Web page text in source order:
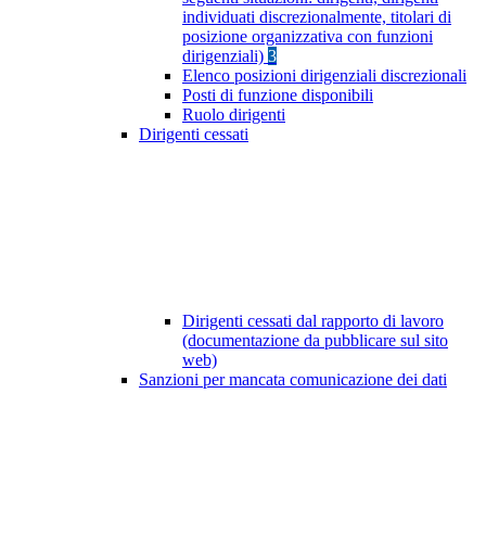
individuati discrezionalmente, titolari di
posizione organizzativa con funzioni
dirigenziali) 3
Elenco posizioni dirigenziali discrezionali
Posti di funzione disponibili
Ruolo dirigenti
Dirigenti cessati
Dirigenti cessati dal rapporto di lavoro
(documentazione da pubblicare sul sito
web)
Sanzioni per mancata comunicazione dei dati